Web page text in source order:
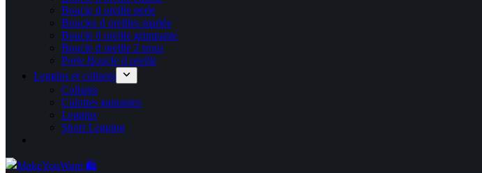
Boucle d oreille perle
Boucles d oreilles mariée
Boucle d oreille grimpante
Boucle d oreille 2 trous
Porte Boucle d oreille
Leggins et collants
Collants
Culottes gainantes
Leggins
Short Legging